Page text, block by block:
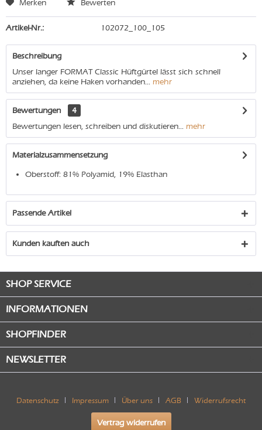
Merken Bewerten
Artikel-Nr.: 102072_100_105
Beschreibung
Unser langer FORMAT Classic Hüftgürtel lässt sich schnell
anziehen, da keine Haken vorhanden... mehr
Bewertungen
4
Bewertungen lesen, schreiben und diskutieren... mehr
Materialzusammensetzung
Oberstoff: 81% Polyamid, 19% Elasthan
Passende Artikel
Kunden kauften auch
SHOP SERVICE
INFORMATIONEN
SHOPFINDER
NEWSLETTER
Datenschutz Impressum Über uns AGB Widerrufsrecht
Vertrag widerrufen